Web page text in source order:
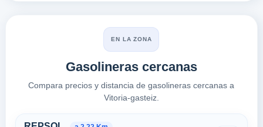
EN LA ZONA
Gasolineras cercanas
Compara precios y distancia de gasolineras cercanas a
Vitoria-gasteiz.
Estaciones cercanas en